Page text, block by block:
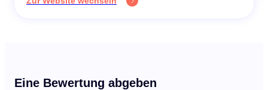
Eine Bewertung abgeben